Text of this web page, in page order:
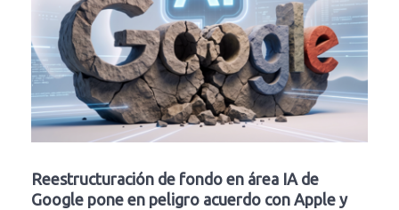
Reestructuración de fondo en área IA de
Google pone en peligro acuerdo con Apple y